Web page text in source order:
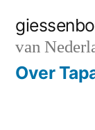
naarvan
Over